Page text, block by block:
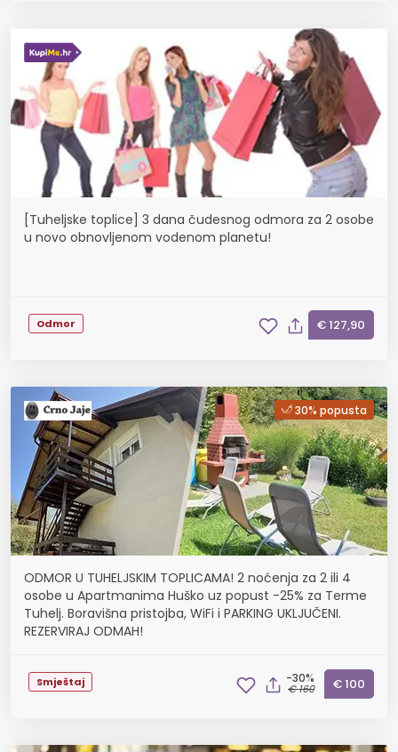
[Tuheljske toplice] 3 dana čudesnog odmora za 2 osobe
u novo obnovljenom vodenom planetu!
Odmor € 127,90
30% popusta
ODMOR U TUHELJSKIM TOPLICAMA! 2 noćenja za 2 ili 4
osobe u Apartmanima Huško uz popust -25% za Terme
Tuhelj. Boravišna pristojba, WiFi i PARKING UKLJUČENI.
REZERVIRAJ ODMAH!
Smještaj -30%
€ 160 € 100